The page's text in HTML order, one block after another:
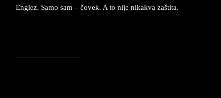
Englez. Samo sam – čovek. A to nije nikakva zaštita.